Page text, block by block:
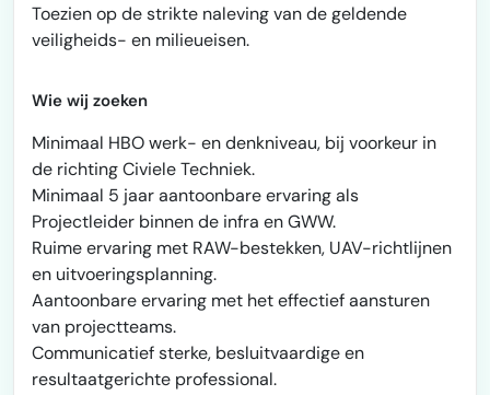
Toezien op de strikte naleving van de geldende
veiligheids- en milieueisen.
Wie wij zoeken
Minimaal HBO werk- en denkniveau, bij voorkeur in
de richting Civiele Techniek.
Minimaal 5 jaar aantoonbare ervaring als
Projectleider binnen de infra en GWW.
Ruime ervaring met RAW-bestekken, UAV-richtlijnen
en uitvoeringsplanning.
Aantoonbare ervaring met het effectief aansturen
van projectteams.
Communicatief sterke, besluitvaardige en
resultaatgerichte professional.